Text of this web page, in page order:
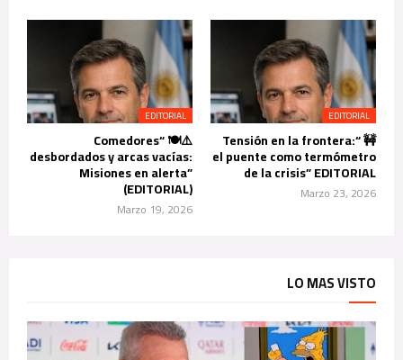
EDITORIAL
🚧 “Tensión en la frontera:
el puente como termómetro
de la crisis” EDITORIAL
Marzo 23, 2026
EDITORIAL
⚠️🍽️ “Comedores
desbordados y arcas vacías:
Misiones en alerta”
(EDITORIAL)
Marzo 19, 2026
LO MAS VISTO